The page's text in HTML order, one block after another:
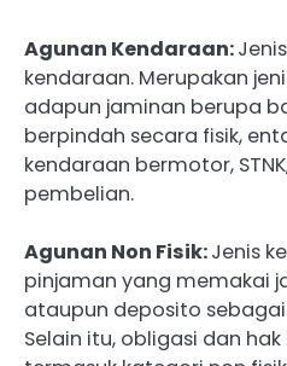
Agunan Kendaraan:
kendaraan. Merupakan
adapun jaminan berupa
berpindah secara fisik,
kendaraan bermotor,
pembelian.
Agunan Non Fisik:Jenis
pinjaman yang memakai
ataupun deposito
Selain itu, obligasi dan